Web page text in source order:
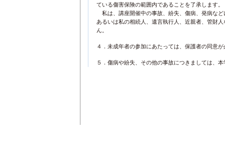
ている傷害保険の範囲内であることを了承します。
私は、講座開催中の事故、紛失、傷病、発病な
あるいは私の相続人、遺言執行人、近親者、管財
ん。
４．未成年者の参加にあたっては、保護者の同意
５．傷病や紛失、その他の事故につきましては、